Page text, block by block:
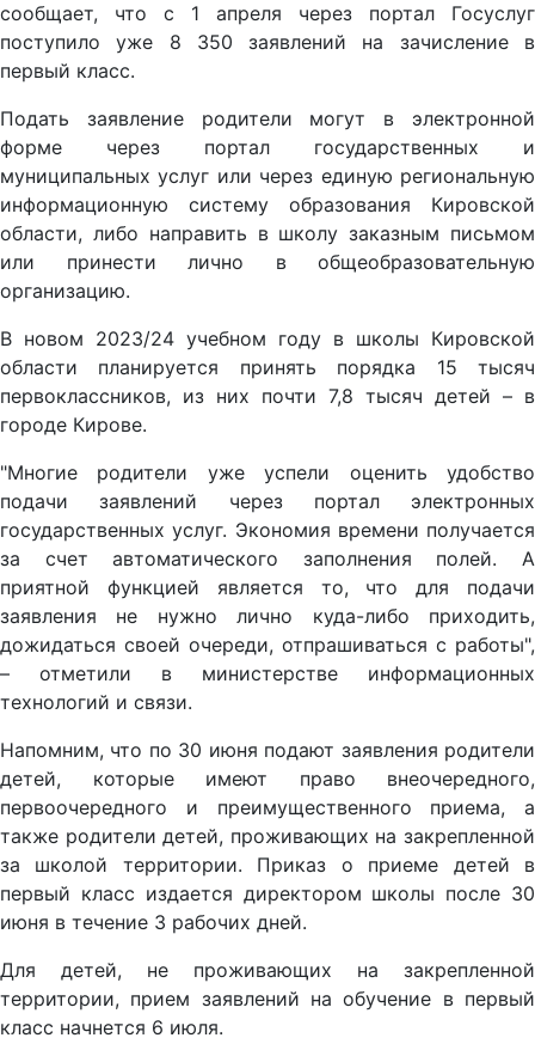
сообщает, что с 1 апреля через портал Госуслуг
поступило уже 8 350 заявлений на зачисление в
первый класс.
Подать заявление родители могут в электронной
форме через портал государственных и
муниципальных услуг или через единую региональную
информационную систему образования Кировской
области, либо направить в школу заказным письмом
или принести лично в общеобразовательную
организацию.
В новом 2023/24 учебном году в школы Кировской
области планируется принять порядка 15 тысяч
первоклассников, из них почти 7,8 тысяч детей – в
городе Кирове.
"Многие родители уже успели оценить удобство
подачи заявлений через портал электронных
государственных услуг. Экономия времени получается
за счет автоматического заполнения полей. А
приятной функцией является то, что для подачи
заявления не нужно лично куда-либо приходить,
дожидаться своей очереди, отпрашиваться с работы",
– отметили в министерстве информационных
технологий и связи.
Напомним, что по 30 июня подают заявления родители
детей, которые имеют право внеочередного,
первоочередного и преимущественного приема, а
также родители детей, проживающих на закрепленной
за школой территории. Приказ о приеме детей в
первый класс издается директором школы после 30
июня в течение 3 рабочих дней.
Для детей, не проживающих на закрепленной
территории, прием заявлений на обучение в первый
класс начнется 6 июля.